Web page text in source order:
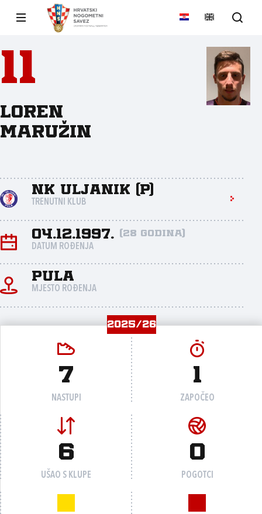
11
Loren
Maružin
NK Uljanik (P)
TRENUTNI KLUB
04.12.1997. (28 godina)
DATUM ROĐENJA
Pula
MJESTO ROĐENJA
2025/26
7
NASTUPI
1
ZAPOČEO
6
UŠAO S KLUPE
0
POGOTCI